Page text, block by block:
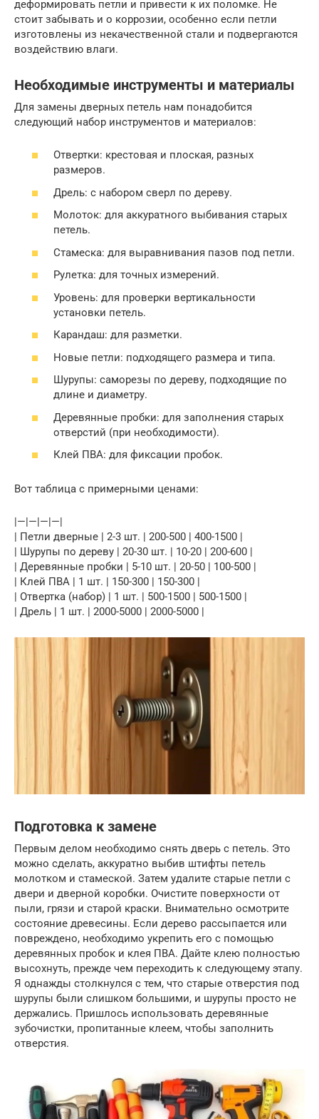
деформировать петли и привести к их поломке. Не
стоит забывать и о коррозии, особенно если петли
изготовлены из некачественной стали и подвергаются
воздействию влаги.
Необходимые инструменты и материалы
Для замены дверных петель нам понадобится
следующий набор инструментов и материалов:
Отвертки: крестовая и плоская, разных
размеров.
Дрель: с набором сверл по дереву.
Молоток: для аккуратного выбивания старых
петель.
Стамеска: для выравнивания пазов под петли.
Рулетка: для точных измерений.
Уровень: для проверки вертикальности
установки петель.
Карандаш: для разметки.
Новые петли: подходящего размера и типа.
Шурупы: саморезы по дереву, подходящие по
длине и диаметру.
Деревянные пробки: для заполнения старых
отверстий (при необходимости).
Клей ПВА: для фиксации пробок.
Вот таблица с примерными ценами:
|—|—|—|—|
| Петли дверные | 2-3 шт. | 200-500 | 400-1500 |
| Шурупы по дереву | 20-30 шт. | 10-20 | 200-600 |
| Деревянные пробки | 5-10 шт. | 20-50 | 100-500 |
| Клей ПВА | 1 шт. | 150-300 | 150-300 |
| Отвертка (набор) | 1 шт. | 500-1500 | 500-1500 |
| Дрель | 1 шт. | 2000-5000 | 2000-5000 |
Подготовка к замене
Первым делом необходимо снять дверь с петель. Это
можно сделать, аккуратно выбив штифты петель
молотком и стамеской. Затем удалите старые петли с
двери и дверной коробки. Очистите поверхности от
пыли, грязи и старой краски. Внимательно осмотрите
состояние древесины. Если дерево рассыпается или
повреждено, необходимо укрепить его с помощью
деревянных пробок и клея ПВА. Дайте клею полностью
высохнуть, прежде чем переходить к следующему этапу.
Я однажды столкнулся с тем, что старые отверстия под
шурупы были слишком большими, и шурупы просто не
держались. Пришлось использовать деревянные
зубочистки, пропитанные клеем, чтобы заполнить
отверстия.